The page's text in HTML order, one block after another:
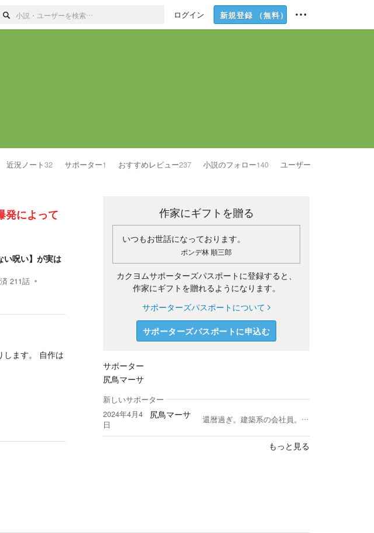
ログイン 新規登録 （無料）
近況ノート32 サポーター1 おすすめレビュー237 小説のフォロー140 ユーザーのフォロー
発によって
い呪い】が実は
211話
します。 自作は
作家にギフトを贈る
いつもお世話になっております。
ポンデ林 順三郎
カクヨムサポーターズパスポートに登録すると、
作家にギフトを贈れるようになります。
サポーターズパスポートについて
サポーターズパスポートに申込む
サポーター
尻鳥マーサ
新しいサポーター
2024年4月4
日
尻鳥マーサ 還暦過ぎ。建築系の会社員。うつサバイバー。
もっと見る